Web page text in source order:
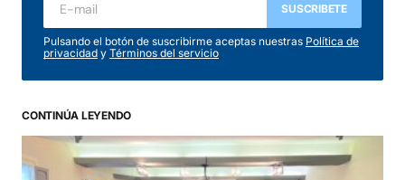
SUSCRIBETE
Pulsando el botón de suscribirme aceptas nuestras Política de
privacidad y Términos del servicio
CONTINÚA LEYENDO